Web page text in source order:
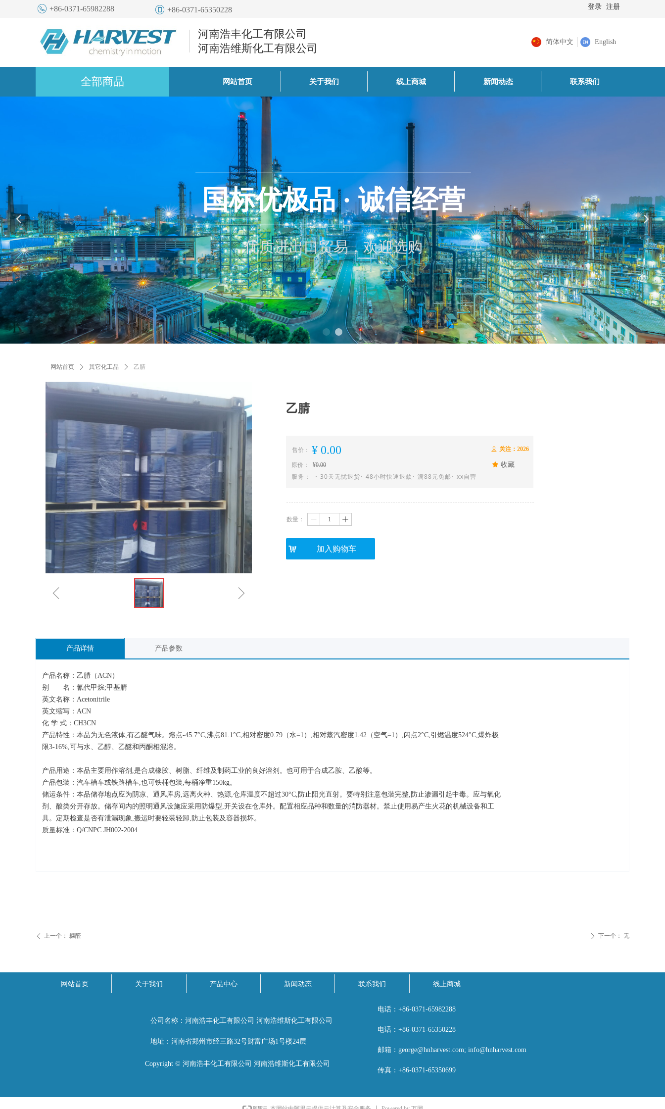
河南浩丰化工有限公司
河南浩维斯化工有限公司
简体中文 English
网站首页 关于我们 线上商城 新闻动态 联系我们
国标优极品 · 诚信经营
优质进出口贸易，欢迎选购
넳 넲
全部商品
+86-0371-65982288 +86-0371-65350228 登录 注册
网站首页 ꄲ 其它化工品 ꄲ 乙腈
ꁆ ꁇ
乙腈
售价： ¥ 0.00
原价： ¥0.00
ꄑ 关注： 2026
끄 收藏
服务： ･ 30天无忧退货･ 48小时快速退款･ 满88元免邮･ xx自营
数量： ꄷ ꄸ
产品详情 产品参数
产品名称：乙腈（ACN）
别 名：氰代甲烷;甲基腈
英文名称：Acetonitrile
英文缩写：ACN
化 学 式：CH3CN
产品特性：本品为无色液体,有乙醚气味。熔点-45.7°C,沸点81.1°C,相对密度0.79（水=1）,相对蒸汽密度1.42（空气=1）,闪点2°C,引燃温度524°C,爆炸极
限3-16%,可与水、乙醇、乙醚和丙酮相混溶。
产品用途：本品主要用作溶剂,是合成橡胶、树脂、纤维及制药工业的良好溶剂。也可用于合成乙胺、乙酸等。
产品包装：汽车槽车或铁路槽车,也可铁桶包装,每桶净重150kg。
储运条件：本品储存地点应为阴凉、通风库房,远离火种、热源,仓库温度不超过30°C,防止阳光直射。要特别注意包装完整,防止渗漏引起中毒。应与氧化
剂、酸类分开存放。储存间内的照明通风设施应采用防爆型,开关设在仓库外。配置相应品种和数量的消防器材。禁止使用易产生火花的机械设备和工
具。定期检查是否有泄漏现象,搬运时要轻装轻卸,防止包装及容器损坏。
质量标准：Q/CNPC JH002-2004
ꄴ 上一个： 糠醛 ꄲ 下一个： 无
Control Render Error!ControlType:productSlideBind,StyleName:Style1,ColorName:Item0,Message:InitError, ControlType:productSlideBind Error:未将对象引用设置到对象的实例。
낙 加入购物车
Copyright © 河南浩丰化工有限公司 河南浩维斯化工有限公司
公司名称： 河南浩丰化工有限公司 河南浩维斯化工有限公司
地址： 河南省郑州市经三路32号财富广场1号楼24层
网站首页 关于我们 产品中心 新闻动态 联系我们 线上商城
电话： +86-0371-65982288
电话： +86-0371-65350228
邮箱： george@hnharvest.com; info@hnharvest.com
传真： +86-0371-65350699